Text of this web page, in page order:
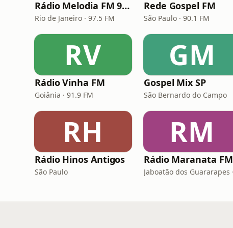
Rádio Melodia FM 97,5
Rio de Janeiro · 97.5 FM
Rede Gospel FM
São Paulo · 90.1 FM
RV
Rádio Vinha FM
Goiânia · 91.9 FM
GM
Gospel Mix SP
São Bernardo do Campo
RH
Rádio Hinos Antigos
São Paulo
RM
Rádio Maranata FM